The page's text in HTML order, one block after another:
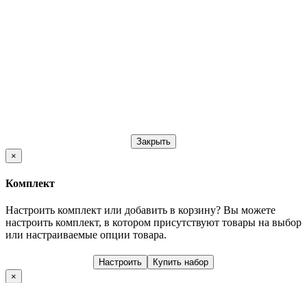
Закрыть
×
Комплект
Настроить комплект или добавить в корзину? Вы можете
настроить комплект, в котором присутствуют товары на выбор
или настраиваемые опции товара.
Настроить
Купить набор
×